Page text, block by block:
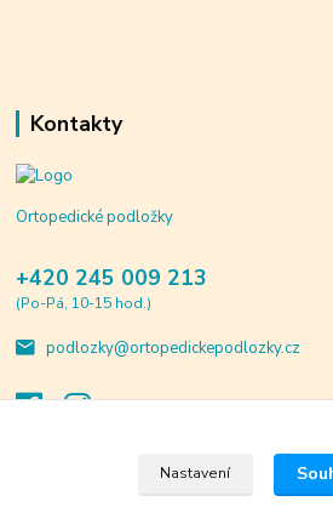
Kontakty
Ortopedické podložky
+420 245 009 213
(Po-Pá, 10-15 hod.)
podlozky@ortopedickepodlozky.cz
Nastavení